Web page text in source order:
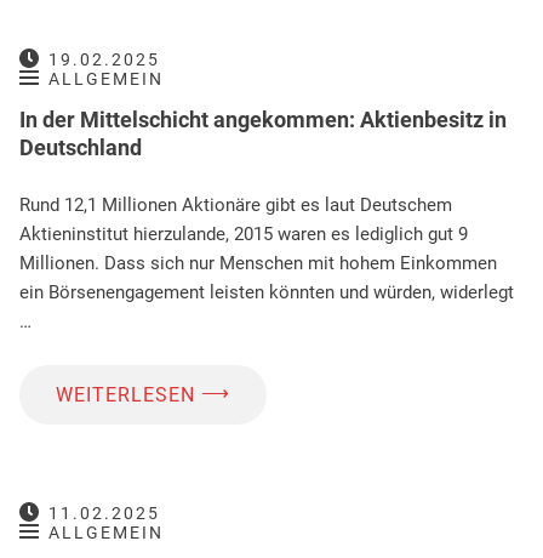
19.02.2025
ALLGEMEIN
In der Mittelschicht angekommen: Aktienbesitz in
Deutschland
Rund 12,1 Millionen Aktionäre gibt es laut Deutschem
Aktieninstitut hierzulande, 2015 waren es lediglich gut 9
Millionen. Dass sich nur Menschen mit hohem Einkommen
ein Börsenengagement leisten könnten und würden, widerlegt
…
WEITERLESEN ⟶
11.02.2025
ALLGEMEIN